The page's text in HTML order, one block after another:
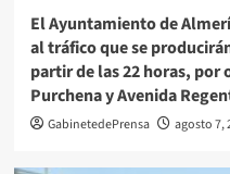
El Ayuntamiento de
al tráfico que se
partir de las 22 horas, por
Purchena y Avenida
GabinetedePrensa agosto 7,